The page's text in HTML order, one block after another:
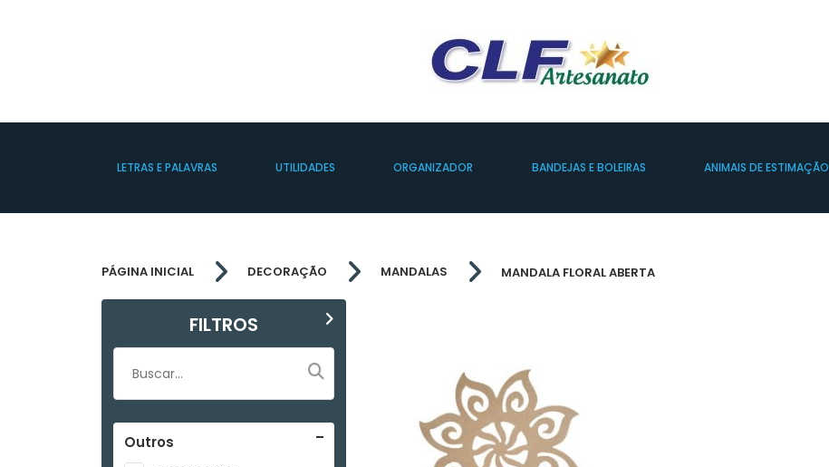
LETRAS E PALAVRAS UTILIDADES ORGANIZADOR BANDEJAS E BOLEIRAS ANIMAIS DE ESTIMAÇÃO
PÁGINA INICIAL DECORAÇÃO MANDALAS MANDALA FLORAL ABERTA
FILTROS
Outros